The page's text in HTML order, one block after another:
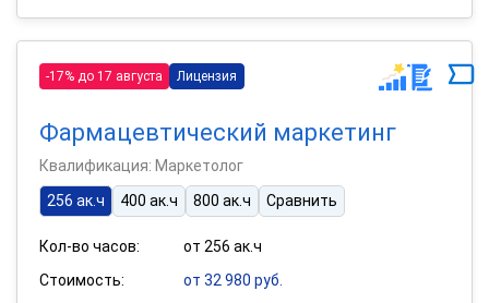
-17% до 17 августа Лицензия
Фармацевтический маркетинг
Квалификация: Маркетолог
256 ак.ч
400 ак.ч 800 ак.ч Сравнить
Кол-во часов:
от 256 ак.ч
Стоимость:
от 32 980 руб.